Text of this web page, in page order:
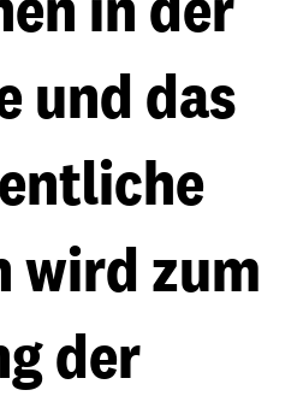
und das
wird zum
der